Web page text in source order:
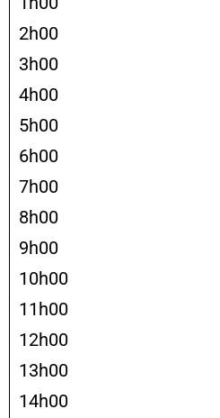
2h00
3h00
4h00
5h00
6h00
7h00
8h00
9h00
10h00
11h00
12h00
13h00
14h00